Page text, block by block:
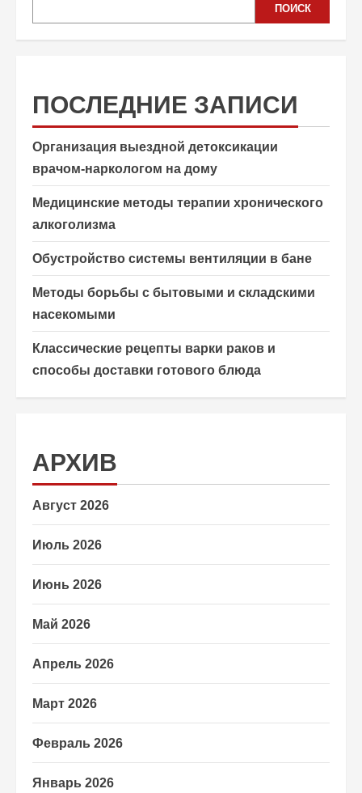
ПОИСК
ПОСЛЕДНИЕ ЗАПИСИ
Организация выездной детоксикации
врачом-наркологом на дому
Медицинские методы терапии хронического
алкоголизма
Обустройство системы вентиляции в бане
Методы борьбы с бытовыми и складскими
насекомыми
Классические рецепты варки раков и
способы доставки готового блюда
АРХИВ
Август 2026
Июль 2026
Июнь 2026
Май 2026
Апрель 2026
Март 2026
Февраль 2026
Январь 2026